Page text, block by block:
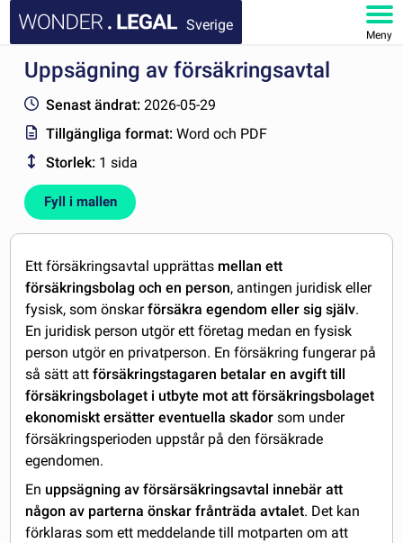
Sverige
Meny
STARTSIDA
DOKUMENT
FAQ
MITT KONTO
Uppsägning av försäkringsavtal
Senast ändrat: 2026-05-29
Tillgängliga format:Word och PDF
Storlek: 1 sida
Fyll i mallen
Ett försäkringsavtal upprättas mellan ett
försäkringsbolag och en person, antingen juridisk eller
fysisk, som önskarförsäkra egendom eller sig själv.
En juridisk person utgör ett företag medan en fysisk
person utgör en privatperson. En försäkring fungerar på
så sätt attförsäkringstagaren betalar en avgift till
försäkringsbolaget i utbyte mot att försäkringsbolaget
ekonomiskt ersätter eventuella skador som under
försäkringsperioden uppstår på den försäkrade
egendomen.
En uppsägning av försärsäkringsavtal innebär att
någon av parterna önskar frånträda avtalet. Det kan
förklaras som ett meddelande till motparten om att